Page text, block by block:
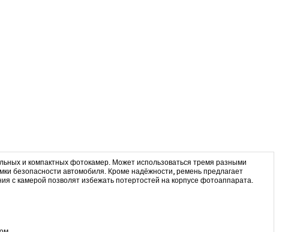
и компактных фотокамер. Может использоваться тремя разными
безопасности автомобиля. Кроме надёжности, ремень предлагает
с камерой позволят избежать потертостей на корпусе фотоаппарата.